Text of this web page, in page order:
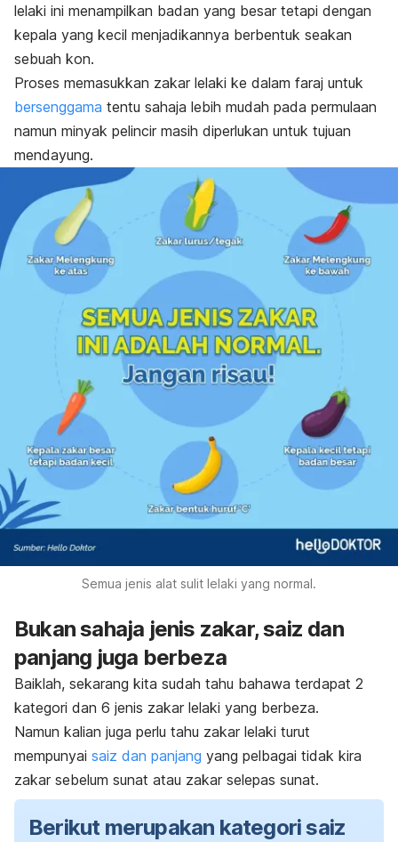
lelaki ini menampilkan badan yang besar tetapi dengan
kepala yang kecil menjadikannya berbentuk seakan
sebuah kon.
Proses memasukkan zakar lelaki ke dalam faraj untuk
bersenggama tentu sahaja lebih mudah pada permulaan
namun minyak pelincir masih diperlukan untuk tujuan
mendayung.
Semua jenis alat sulit lelaki yang normal.
Bukan sahaja jenis zakar, saiz dan
panjang juga berbeza
Baiklah, sekarang kita sudah tahu bahawa terdapat 2
kategori dan 6 jenis zakar lelaki yang berbeza.
Namun kalian juga perlu tahu zakar lelaki turut
mempunyai saiz dan panjang yang pelbagai tidak kira
zakar sebelum sunat atau zakar selepas sunat.
Berikut merupakan kategori saiz